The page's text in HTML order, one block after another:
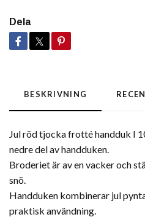
Dela
BESKRIVNING
Jul röd tjocka frotté handduk I
nedre del av handduken.
Broderiet är av en vacker och
snö.
Handduken kombinerar jul
praktisk användning.